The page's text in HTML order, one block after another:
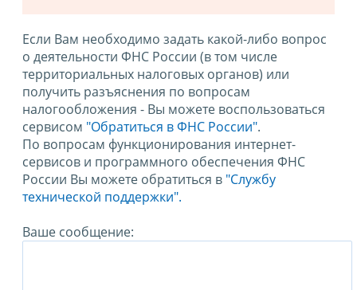
Если Вам необходимо задать какой-либо вопрос
о деятельности ФНС России (в том числе
территориальных налоговых органов) или
получить разъяснения по вопросам
налогообложения - Вы можете воспользоваться
сервисом "Обратиться в ФНС России".
По вопросам функционирования интернет-
сервисов и программного обеспечения ФНС
России Вы можете обратиться в "Службу
технической поддержки".
Ваше сообщение: